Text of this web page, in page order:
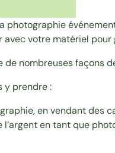
photographie
avec votre matériel
nombreuses façons
y prendre :
en vendant des
en tant que